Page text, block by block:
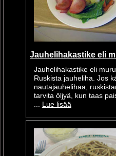
Jauhelihakastike eli
Jauhelihakastike eli
Ruskista jauheliha. Jos
nautajauhelihaa,
tarvita öljyä, kun taas
... Lue lisää